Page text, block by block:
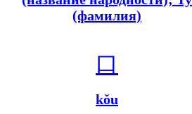
(фамилия)
口
kǒu